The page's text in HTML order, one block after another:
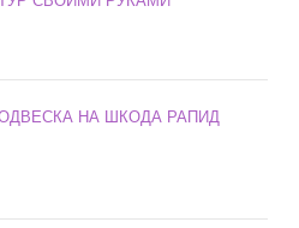
НА ШКОДА РАПИД